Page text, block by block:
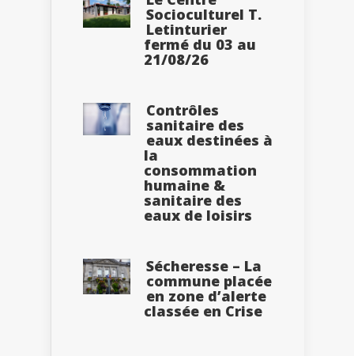
Socioculturel T.
Letinturier
fermé du 03 au
21/08/26
Contrôles
sanitaire des
eaux destinées à
la
consommation
humaine &
sanitaire des
eaux de loisirs
Sécheresse – La
commune placée
en zone d’alerte
classée en Crise